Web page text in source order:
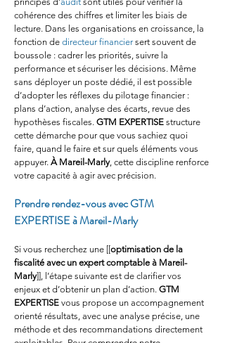
cohérence des chiffres et limiter les biais de
lecture. Dans les organisations en croissance, la
fonction de directeur financier sert souvent de
boussole : cadrer les priorités, suivre la
performance et sécuriser les décisions. Même
sans déployer un poste dédié, il est possible
d’adopter les réflexes du pilotage financier :
plans d’action, analyse des écarts, revue des
hypothèses fiscales. GTM EXPERTISE structure
cette démarche pour que vous sachiez quoi
faire, quand le faire et sur quels éléments vous
appuyer. À Mareil-Marly, cette discipline renforce
votre capacité à agir avec précision.
Prendre rendez-vous avec GTM
EXPERTISE à Mareil-Marly
Si vous recherchez une [[optimisation de la
fiscalité avec un expert comptable à Mareil-
Marly]], l’étape suivante est de clarifier vos
enjeux et d’obtenir un plan d’action. GTM
EXPERTISE vous propose un accompagnement
orienté résultats, avec une analyse précise, une
méthode et des recommandations directement